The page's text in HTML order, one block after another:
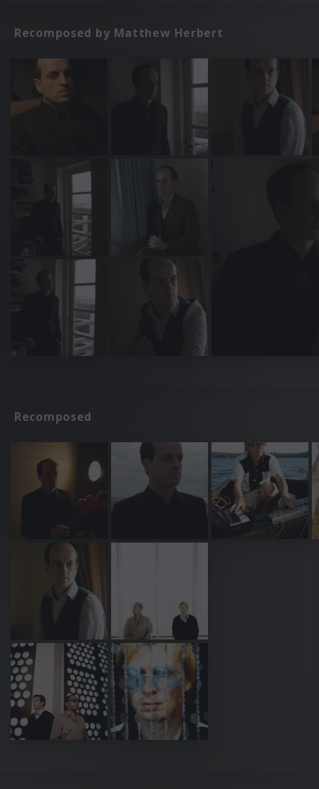
Recomposed by Matthew Herbert
Recomposed